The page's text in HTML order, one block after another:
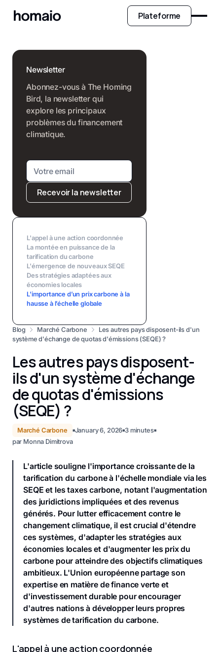
Plateforme
Blog Marché Carbone
Les autres pays disposent-ils d'un
système d'échange de quotas d'émissions (SEQE) ?
Les autres pays disposent-
ils d'un système d'échange
de quotas d'émissions
(SEQE) ?
Marché Carbone ■January 6, 2026■3minutes■
par Monna Dimitrova
L'article souligne l'importance croissante de la
tarification du carbone à l'échelle mondiale via les
SEQE et les taxes carbone, notant l'augmentation
des juridictions impliquées et des revenus
générés. Pour lutter efficacement contre le
changement climatique, il est crucial d'étendre
ces systèmes, d'adapter les stratégies aux
économies locales et d'augmenter les prix du
carbone pour atteindre des objectifs climatiques
ambitieux. L'Union européenne partage son
expertise en matière de finance verte et
d'investissement durable pour encourager
d'autres nations à développer leurs propres
systèmes de tarification du carbone.
L'appel à une action coordonnée
Newsletter
Abonnez-vous à The Homing
Bird, la newsletter qui
explore les principaux
problèmes du financement
climatique.
Recevoir la newsletter
L'appel à une action coordonnée
La montée en puissance de la
tarification du carbone
L'émergence de nouveaux SEQE
Des stratégies adaptées aux
économies locales
L'importance d’un prix carbone à la
hausse à l’échelle globale